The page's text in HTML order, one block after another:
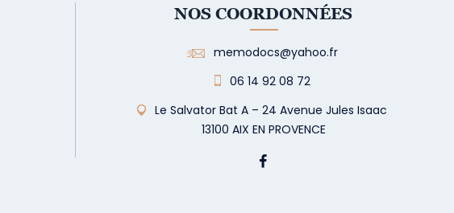
NOS COORDONNÉES
memodocs@yahoo.fr
06 14 92 08 72
Le Salvator Bat A – 24 Avenue Jules Isaac
13100 AIX EN PROVENCE